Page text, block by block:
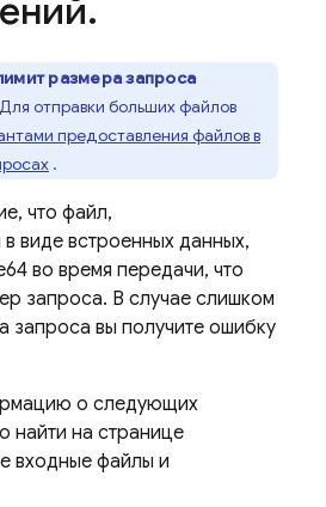
.
размера запроса
Для отправки больших файлов
предоставления файлов в
.
что файл,
виде встроенных данных,
во время передачи, что
запроса. В случае слишком
запроса вы получите ошибку
о следующих
найти на странице
входные файлы и